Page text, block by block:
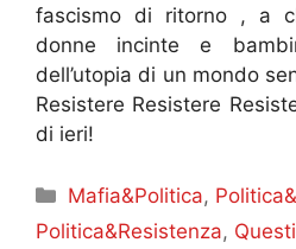
fascismo di ritorno , a
donne incinte e
dell’utopia di un mondo
Resistere Resistere
di ieri!
Categorie
Mafia&Politica,
Politica&Resistenza,